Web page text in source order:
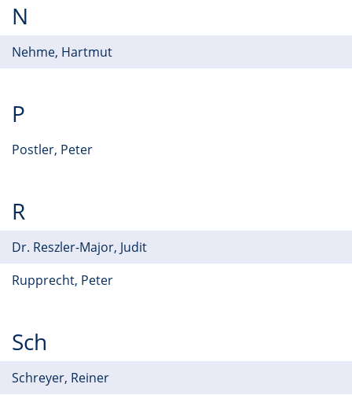
N
Nehme, Hartmut
P
Postler, Peter
R
Dr. Reszler-Major, Judit
Rupprecht, Peter
Sch
Schreyer, Reiner